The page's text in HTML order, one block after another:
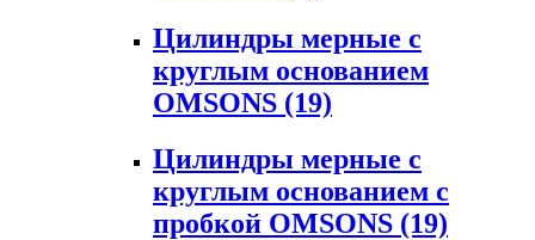
Цилиндры мерные с
круглым основанием
OMSONS (19)
Цилиндры мерные с
круглым основанием с
пробкой OMSONS (19)